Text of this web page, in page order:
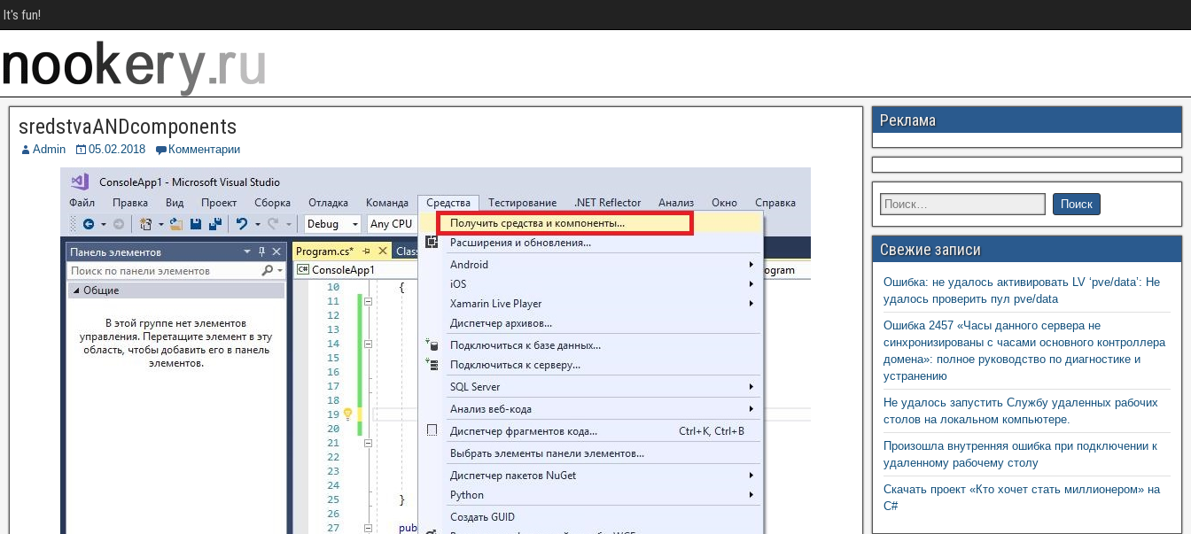
It's fun!
sredstvaANDcomponents
Admin 05.02.2018 Комментарии
Реклама
Свежие записи
Ошибка: не удалось активировать LV ‘pve/data’: Не
удалось проверить пул pve/data
Ошибка 2457 «Часы данного сервера не
синхронизированы с часами основного контроллера
домена»: полное руководство по диагностике и
устранению
Не удалось запустить Службу удаленных рабочих
столов на локальном компьютере.
Произошла внутренняя ошибка при подключении к
удаленному рабочему столу
Скачать проект «Кто хочет стать миллионером» на
C#